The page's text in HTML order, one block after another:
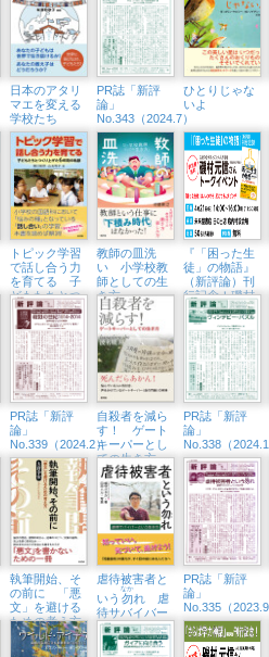
日本のアタリ
マエを変える
学校たち
PR誌「新評
論」
No.343（2024.7）
ひとりじゃな
いよ
トピック学習
で話し合う力
を育てる 子
どもたちとつ
くり上げた６
年間の軌跡
教師の皿洗
い 小学校教
師としての生
き方
『「困った生
徒」の物語』
（新評論）刊
行記念！磯村
元信さんトー
クイベント
（4/21㈰、未
来屋書店日の
出店）
PR誌「新評
論」
No.339（2024.2）
自殺者を減ら
す！ ゲート
キーパーとし
ての生き方
PR誌「新評
論」
No.338（
執筆開始、そ
の前に 「悪
文」を避ける
ための考え方
虐待被害者と
いう 勿
なか
れ 虐
待サバイバー
という生き方
PR誌「新評
論」
No.335（